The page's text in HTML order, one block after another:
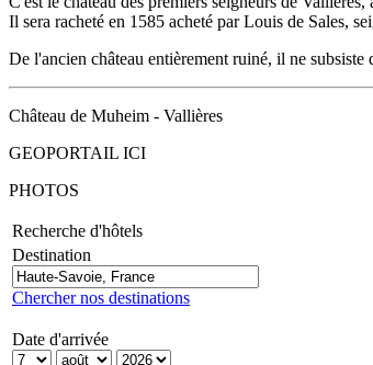
Il sera racheté en 1585 acheté par Louis de Sales,
De l'ancien château entièrement ruiné, il ne
Château de Muheim - Vallières
GEOPORTAIL ICI
PHOTOS
Recherche d'hôtels
Destination
Chercher nos destinations
Date d'arrivée